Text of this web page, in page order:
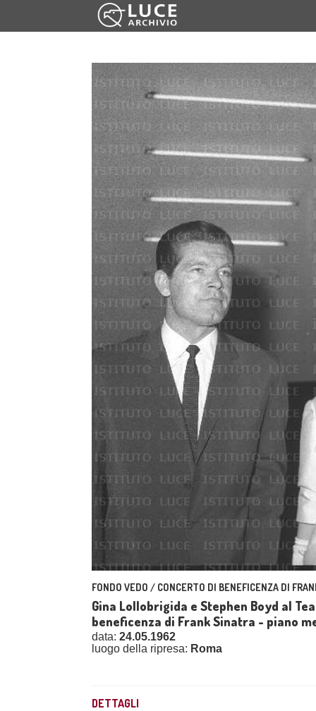
FONDO VEDO / CONCERTO DI BENEFICENZA DI
Gina Lollobrigida e Stephen Boyd al
beneficenza di Frank Sinatra - piano
data: 24.05.1962
luogo della ripresa: Roma
DETTAGLI